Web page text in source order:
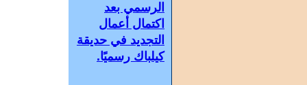
الرسمي بعد
اكتمال أعمال
التجديد في حديقة
كيلباك رسميًا.